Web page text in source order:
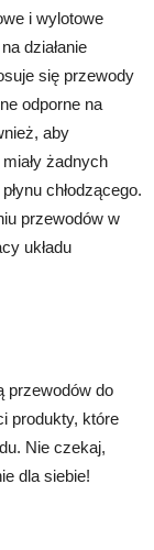
i wylotowe
działanie
się przewody
odporne na
aby
żadnych
chłodzącego.
przewodów w
układu
przewodów do
produkty, które
Nie czekaj,
dla siebie!